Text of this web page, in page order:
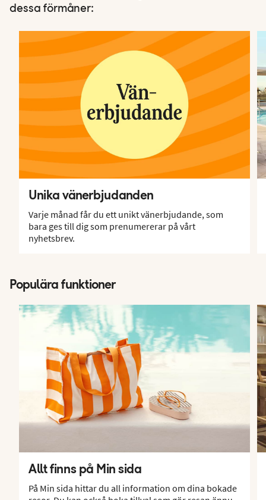
dessa förmåner:
Unika vänerbjudanden
Varje månad får du ett unikt vänerbjudande, som
bara ges till dig som prenumererar på vårt
nyhetsbrev.
Populära funktioner
Allt finns på Min sida
På Min sida hittar du all information om dina bokade